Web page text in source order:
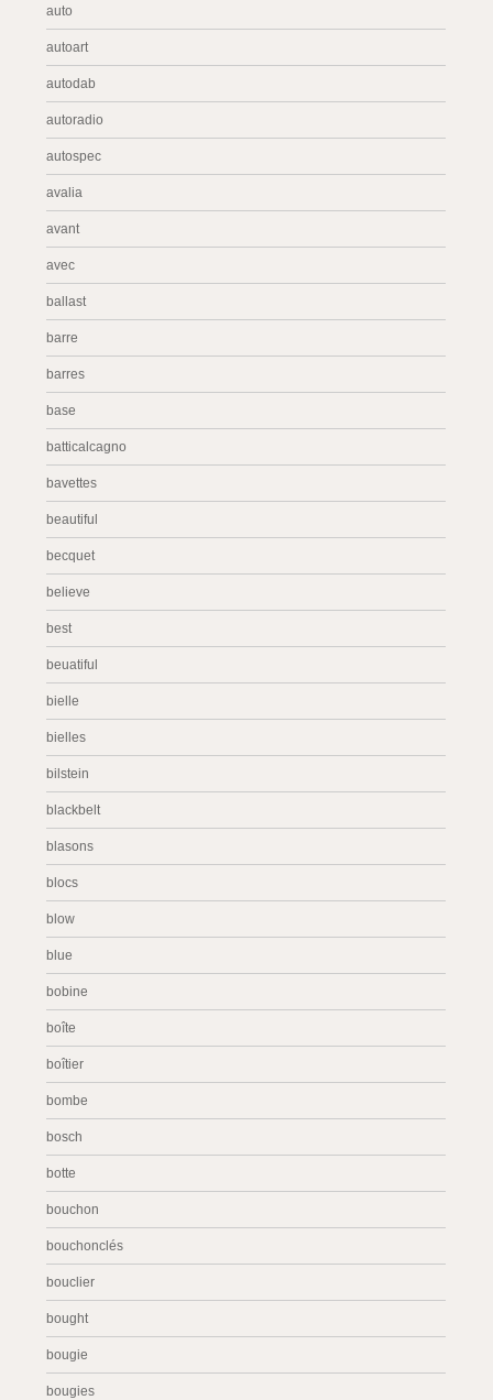
auto
autoart
autodab
autoradio
autospec
avalia
avant
avec
ballast
barre
barres
base
batticalcagno
bavettes
beautiful
becquet
believe
best
beuatiful
bielle
bielles
bilstein
blackbelt
blasons
blocs
blow
blue
bobine
boîte
boîtier
bombe
bosch
botte
bouchon
bouchonclés
bouclier
bought
bougie
bougies